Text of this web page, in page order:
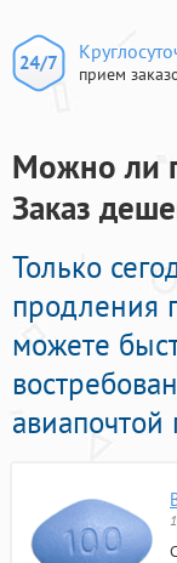
прием
Можно ли
Заказ
Только
продления
можете